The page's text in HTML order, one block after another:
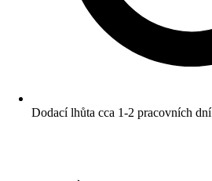
Dodací lhůta cca 1-2 pracovních dní